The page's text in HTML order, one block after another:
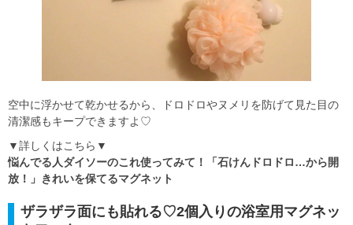
空中に浮かせて乾かせるから、ドロドロやヌメリを防げて見た目の
清潔感もキープできますよ♡
▼詳しくはこちら▼
悩んでる人ダイソーのこれ使ってみて！「石けんドロドロ…から開
放！」きれいを保てるマグネット
ザラザラ面にも貼れる♡2個入りの浴室用マグネッ